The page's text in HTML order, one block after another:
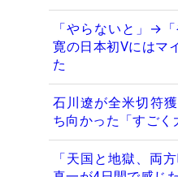
「やらないと」→
寛の日本初Vにはマ
た
石川遼が全米切符
ち向かった「すごく
「天国と地獄、両